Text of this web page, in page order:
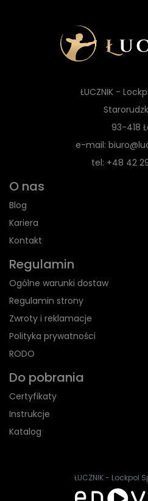
ŁUCZNIK -
93-418
e-mail:
tel: +48 42
O nas
Blog
Kariera
Kontakt
Regulamin
Ogólne warunki dostaw
Regulamin strony
Zwroty i reklamacje
Polityka prywatności
RODO
Do pobrania
Certyfikaty
Instrukcje
Katalog
ŁUCZNIK - Lockpol